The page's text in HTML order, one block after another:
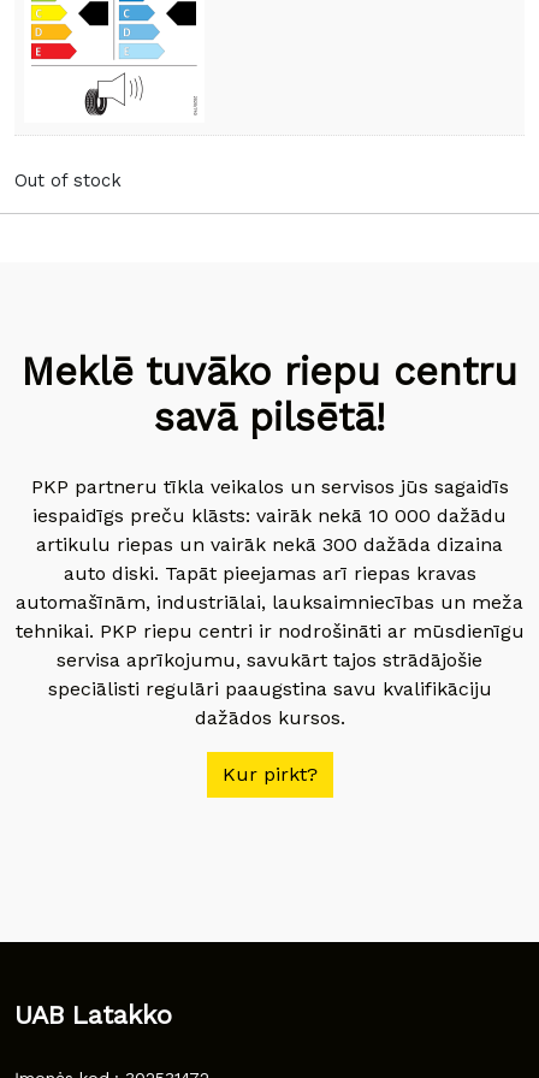
Out of stock
Meklē tuvāko riepu centru
savā pilsētā!
PKP partneru tīkla veikalos un servisos jūs sagaidīs
iespaidīgs preču klāsts: vairāk nekā 10 000 dažādu
artikulu riepas un vairāk nekā 300 dažāda dizaina
auto diski. Tapāt pieejamas arī riepas kravas
automašīnām, industriālai, lauksaimniecības un meža
tehnikai. PKP riepu centri ir nodrošināti ar mūsdienīgu
servisa aprīkojumu, savukārt tajos strādājošie
speciālisti regulāri paaugstina savu kvalifikāciju
dažādos kursos.
Kur pirkt?
UAB Latakko